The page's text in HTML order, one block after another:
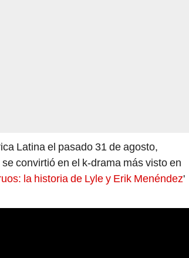
Latina el pasado 31 de agosto,
convirtió en el k-drama más visto en
la historia de Lyle y Erik Menéndez'